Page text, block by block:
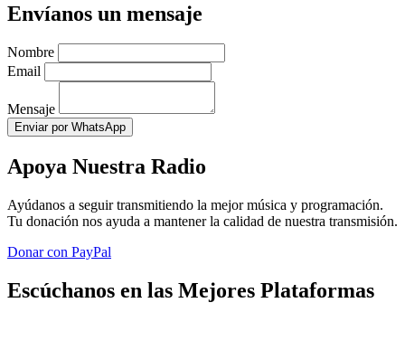
Envíanos un mensaje
Nombre
Email
Mensaje
Enviar por WhatsApp
Apoya Nuestra Radio
Ayúdanos a seguir transmitiendo la mejor música y programación.
Tu donación nos ayuda a mantener la calidad de nuestra transmisión.
Donar con PayPal
Escúchanos en las Mejores Plataformas